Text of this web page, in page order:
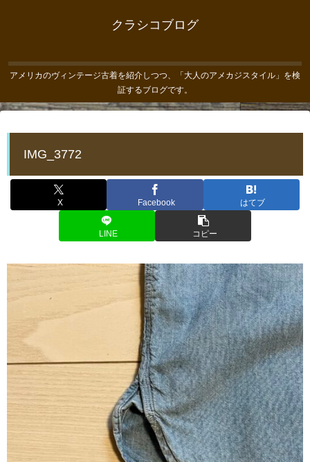
クラシコブログ
アメリカのヴィンテージ古着を紹介しつつ、「大人のアメカジスタイル」を検
証するブログです。
IMG_3772
X Facebook はてブ
LINE コピー